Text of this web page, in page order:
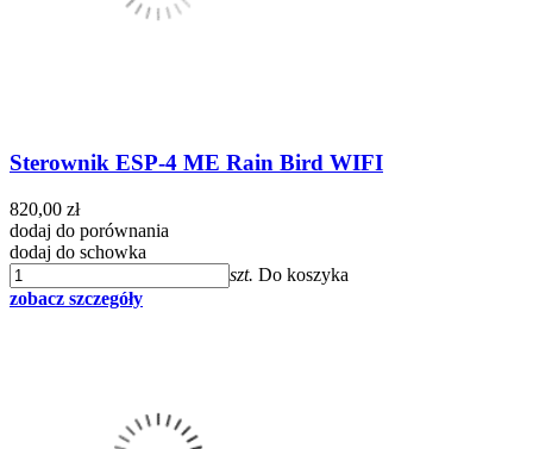
Sterownik ESP-4 ME Rain Bird WIFI
820,00 zł
dodaj do porównania
dodaj do schowka
szt. Do koszyka
zobacz szczegóły